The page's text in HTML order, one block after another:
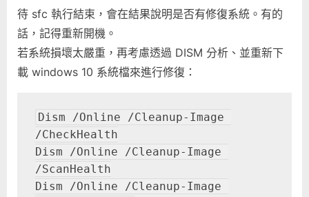
待 sfc 執行結束，會在結果說明是否有修復系統。有的
話，記得重新開機。
若系統損壞太嚴重，再考慮透過 DISM 分析、並重新下
載 windows 10 系統檔來進行修復：
Dism /Online /Cleanup-Image
/CheckHealth
Dism /Online /Cleanup-Image
/ScanHealth
Dism /Online /Cleanup-Image